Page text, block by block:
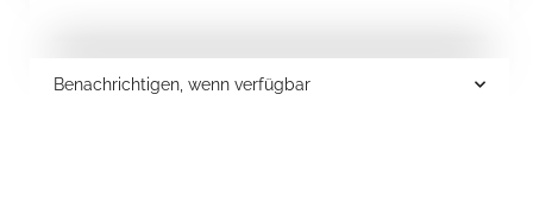
Benachrichtigen, wenn verfügbar